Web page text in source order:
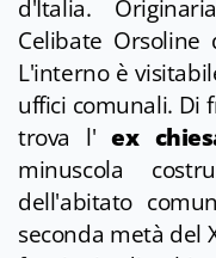
d'Italia.
Celibate
L'interno è
uffici comunali. Di
trova l' ex
minuscola
dell'abitato
seconda metà del